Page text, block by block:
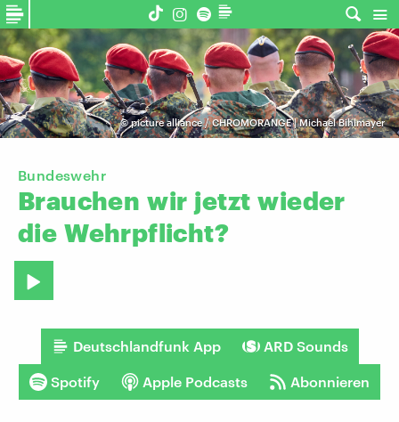
©picture alliance / CHROMORANGE | Michael Bihlmayer
Bundeswehr
Brauchen wir jetzt wieder
die Wehrpflicht?
Deutschlandfunk App ARD Sounds
Spotify Apple Podcasts Abonnieren